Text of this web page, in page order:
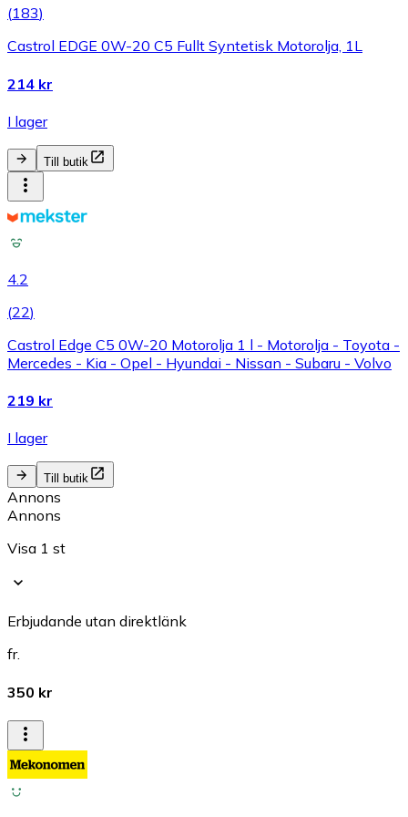
(183)
Castrol EDGE 0W-20 C5 Fullt Syntetisk Motorolja, 1L
214 kr
I lager
Till butik
4.2
(22)
Castrol Edge C5 0W-20 Motorolja 1 l - Motorolja - Toyota -
Mercedes - Kia - Opel - Hyundai - Nissan - Subaru - Volvo
219 kr
I lager
Till butik
Annons
Annons
Visa 1 st
Erbjudande utan direktlänk
fr.
350 kr